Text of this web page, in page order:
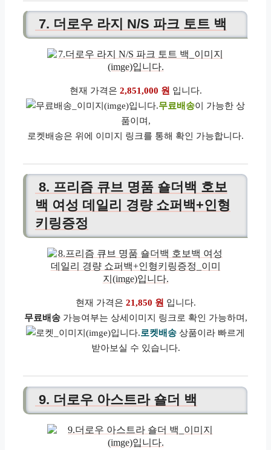
7. 더로우 라지 N/S 파크 토트 백
현재 가격은 2,851,000 원 입니다.
무료배송이 가능한 상
품이며,
로켓배송은 위에 이미지 링크를 통해 확인 가능합니다.
8. 프리즘 큐브 명품 숄더백 호보
백 여성 데일리 경량 쇼퍼백+인형
키링증정
현재 가격은 21,850 원 입니다.
무료배송가능여부는 상세이미지 링크로 확인 가능하며,
로켓배송 상품이라 빠르게
받아보실 수 있습니다.
9. 더로우 아스트라 숄더 백